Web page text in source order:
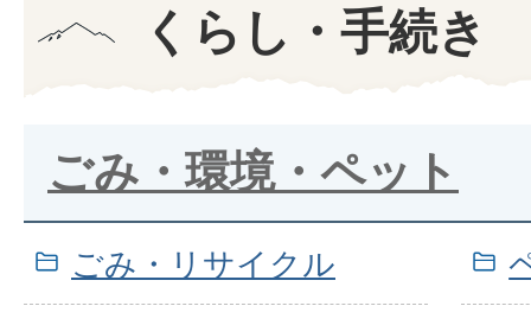
くらし・手続き
ごみ・環境・ペット
ごみ・リサイクル